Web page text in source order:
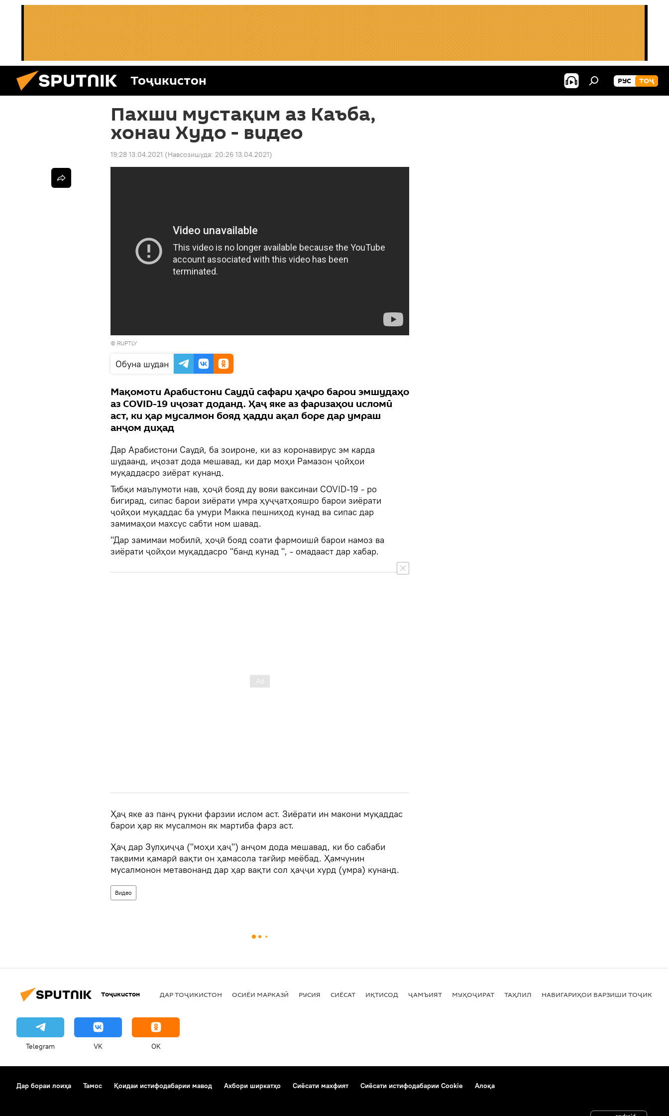
Тоҷикистон РУС ТОҶ
Пахши мустақим аз Каъба,
хонаи Худо - видео
19:28 13.04.2021 (Навсозишуда: 20:26 13.04.2021)
© RUPTLY
Обуна шудан
Мақомоти Арабистони Саудӣ сафари ҳаҷро барои эмшудаҳо
аз COVID-19 иҷозат доданд. Ҳаҷ яке аз фаризаҳои исломӣ
аст, ки ҳар мусалмон бояд ҳадди ақал боре дар умраш
анҷом диҳад
Дар Арабистони Саудӣ, ба зоироне, ки аз коронавирус эм карда
шудаанд, иҷозат дода мешавад, ки дар моҳи Рамазон ҷойҳои
муқаддасро зиёрат кунанд.
Тибқи маълумоти нав, ҳоҷӣ бояд ду вояи ваксинаи COVID-19 - ро
бигирад, сипас барои зиёрати умра ҳуҷҷатҳояшро барои зиёрати
ҷойҳои муқаддас ба умури Макка пешниҳод кунад ва сипас дар
замимаҳои махсус сабти ном шавад.
"Дар замимаи мобилӣ, ҳоҷӣ бояд соати фармоишӣ барои намоз ва
зиёрати ҷойҳои муқаддасро "банд кунад ", - омадааст дар хабар.
Ҳаҷ яке аз панҷ рукни фарзии ислом аст. Зиёрати ин макони муқаддас
барои ҳар як мусалмон як мартиба фарз аст.
Ҳаҷ дар Зулҳиҷҷа ("моҳи ҳаҷ") анҷом дода мешавад, ки бо сабаби
тақвими қамарӣ вақти он ҳамасола тағйир меёбад. Ҳамчунин
мусалмонон метавонанд дар ҳар вақти сол ҳаҷҷи хурд (умра) кунанд.
Видео
Тоҷикистон ДАР ТОҶИКИСТОН ОСИЁИ МАРКАЗӢ РУСИЯ СИЁСАТ ИҚТИСОД ҶАМЪИЯТ МУҲОҶИРАТ ТАҲЛИЛ НАВИГАРИҲОИ ВАРЗИШИ
Telegram VK OK
Дар бораи лоиҳа Тамос Қоидаи истифодабарии мавод Ахбори ширкатҳо Сиёсати махфият Сиёсати истифодабарии Cookie Алоқа